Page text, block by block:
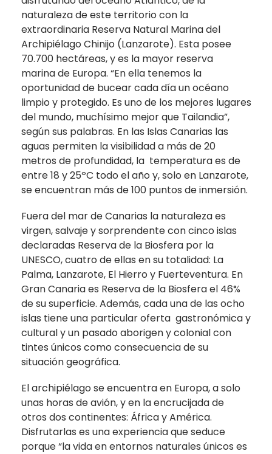
naturaleza de este territorio con la
extraordinaria Reserva Natural Marina del
Archipiélago Chinijo (Lanzarote). Esta posee
70.700 hectáreas, y es la mayor reserva
marina de Europa. “En ella tenemos la
oportunidad de bucear cada día un océano
limpio y protegido. Es uno de los mejores lugares
del mundo, muchísimo mejor que Tailandia”,
según sus palabras. En las Islas Canarias las
aguas permiten la visibilidad a más de 20
metros de profundidad, la temperatura es de
entre 18 y 25ºC todo el año y, solo en Lanzarote,
se encuentran más de 100 puntos de inmersión.
Fuera del mar de Canarias la naturaleza es
virgen, salvaje y sorprendente con cinco islas
declaradas Reserva de la Biosfera por la
UNESCO, cuatro de ellas en su totalidad: La
Palma, Lanzarote, El Hierro y Fuerteventura. En
Gran Canaria es Reserva de la Biosfera el 46%
de su superficie. Además, cada una de las ocho
islas tiene una particular oferta gastronómica y
cultural y un pasado aborigen y colonial con
tintes únicos como consecuencia de su
situación geográfica.
El archipiélago se encuentra en Europa, a solo
unas horas de avión, y en la encrucijada de
otros dos continentes: África y América.
Disfrutarlas es una experiencia que seduce
porque “la vida en entornos naturales únicos es